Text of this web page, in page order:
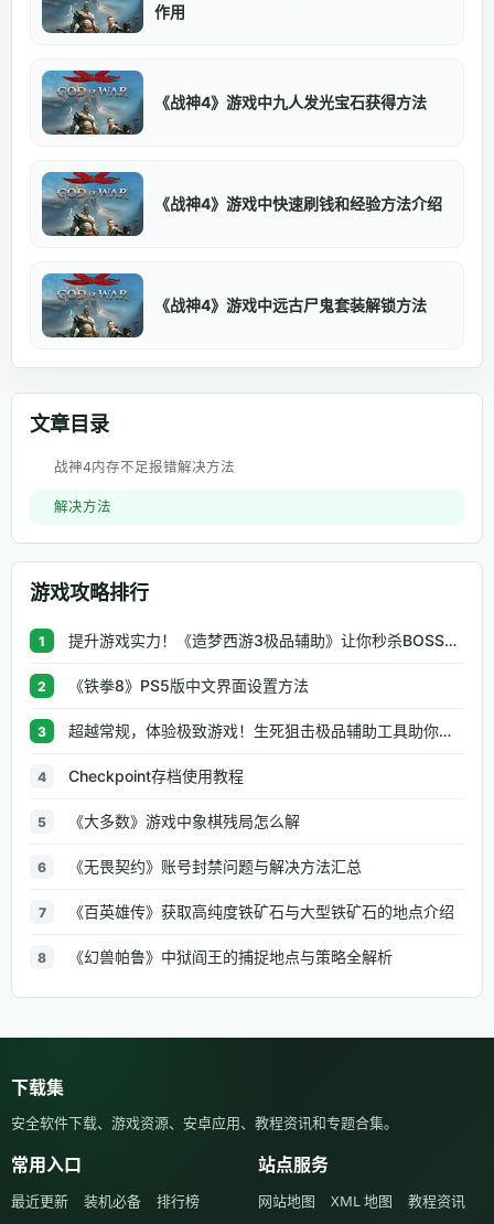
作用
《战神4》游戏中九人发光宝石获得方法
《战神4》游戏中快速刷钱和经验方法介绍
《战神4》游戏中远古尸鬼套装解锁方法
文章目录
战神4内存不足报错解决方法
解决方法
游戏攻略排行
1 提升游戏实力！《造梦西游3极品辅助》让你秒杀BOSS、逆天属性一键修改
2 《铁拳8》PS5版中文界面设置方法
3 超越常规，体验极致游戏！生死狙击极品辅助工具助你无往不利
4 Checkpoint存档使用教程
5 《大多数》游戏中象棋残局怎么解
6 《无畏契约》账号封禁问题与解决方法汇总
7 《百英雄传》获取高纯度铁矿石与大型铁矿石的地点介绍
8 《幻兽帕鲁》中狱阎王的捕捉地点与策略全解析
下载集
安全软件下载、游戏资源、安卓应用、教程资讯和专题合集。
常用入口
最近更新 装机必备
排行榜
站点服务
网站地图 XML 地图 教程资讯